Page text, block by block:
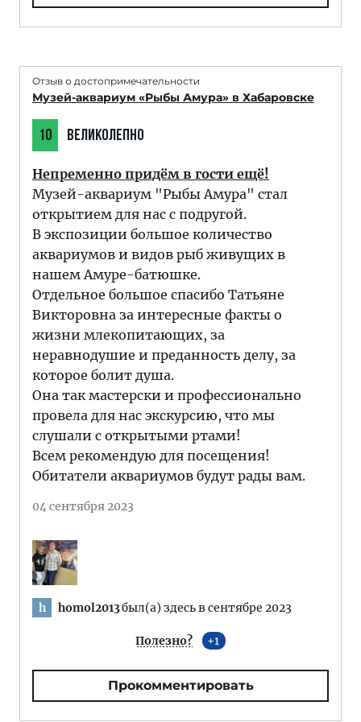
Отзыв о достопримечательности
Музей-аквариум «Рыбы Амура» в Хабаровске
10 ВЕЛИКОЛЕПНО
Непременно придём в гости ещё!
Музей-аквариум "Рыбы Амура" стал
открытием для нас с подругой.
В экспозиции большое количество
аквариумов и видов рыб живущих в
нашем Амуре-батюшке.
Отдельное большое спасибо Татьяне
Викторовна за интересные факты о
жизни млекопитающих, за
неравнодушие и преданность делу, за
которое болит душа.
Она так мастерски и профессионально
провела для нас экскурсию, что мы
слушали с открытыми ртами!
Всем рекомендую для посещения!
Обитатели аквариумов будут рады вам.
04 сентября 2023
h homol2013был(а) здесь в сентябре 2023
Полезно? 1
Прокомментировать